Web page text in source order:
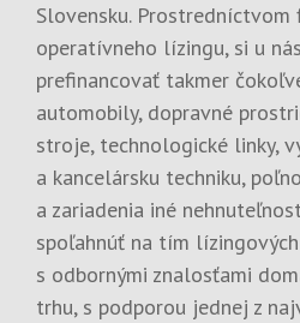
Slovensku.
operatívneho lízingu, si u
prefinancovať takmer
automobily, dopravné
stroje, technologické linky,
a kancelársku techniku,
a zariadenia iné
spoľahnúť na tím
s odbornými znalosťami
trhu, s podporou jednej z